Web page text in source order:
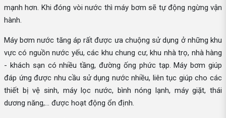
mạnh hơn. Khi đóng vòi nước thì máy bơm sẽ tự động ngừng vận
hành.
Máy bơm nước tăng áp rất được ưa chuộng sử dụng ở những khu
vực có nguồn nước yếu, các khu chung cư, khu nhà trọ, nhà hàng
- khách sạn có nhiều tầng, đường ống phức tạp. Máy bơm giúp
đáp ứng được nhu cầu sử dụng nước nhiều, liên tục giúp cho các
thiết bị vệ sinh, máy lọc nước, bình nóng lạnh, máy giặt, thái
dương năng,... được hoạt động ổn định.